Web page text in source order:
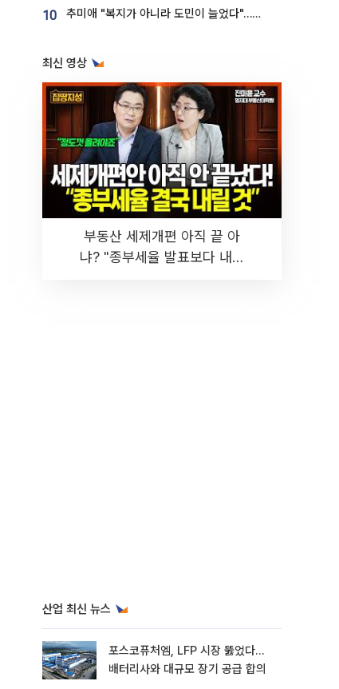
10 추미애 "복지가 아니라 도민이 늘었다"…재정난 책임론 정면돌파
최신 영상
부동산 세제개편 아직 끝 아
냐? "종부세율 발표보다 내릴
산업 최신 뉴스
포스코퓨처엠, LFP 시장 뚫었다…
배터리사와 대규모 장기 공급 합의